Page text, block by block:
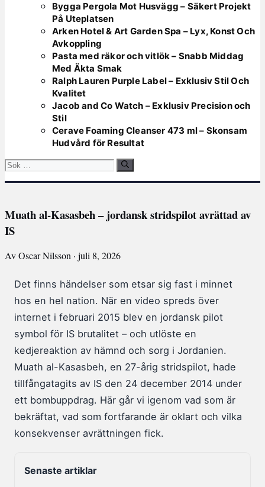
Bygga Pergola Mot Husvägg – Säkert Projekt
På Uteplatsen
Arken Hotel & Art Garden Spa – Lyx, Konst Och
Avkoppling
Pasta med räkor och vitlök – Snabb Middag
Med Äkta Smak
Ralph Lauren Purple Label – Exklusiv Stil Och
Kvalitet
Jacob and Co Watch – Exklusiv Precision och
Stil
Cerave Foaming Cleanser 473 ml – Skonsam
Hudvård för Resultat
Sök
Muath al-Kasasbeh – jordansk stridspilot avrättad av
IS
Av Oscar Nilsson · juli 8, 2026
Det finns händelser som etsar sig fast i minnet
hos en hel nation. När en video spreds över
internet i februari 2015 blev en jordansk pilot
symbol för IS brutalitet – och utlöste en
kedjereaktion av hämnd och sorg i Jordanien.
Muath al-Kasasbeh, en 27-årig stridspilot, hade
tillfångatagits av IS den 24 december 2014 under
ett bombuppdrag. Här går vi igenom vad som är
bekräftat, vad som fortfarande är oklart och vilka
konsekvenser avrättningen fick.
Senaste artiklar